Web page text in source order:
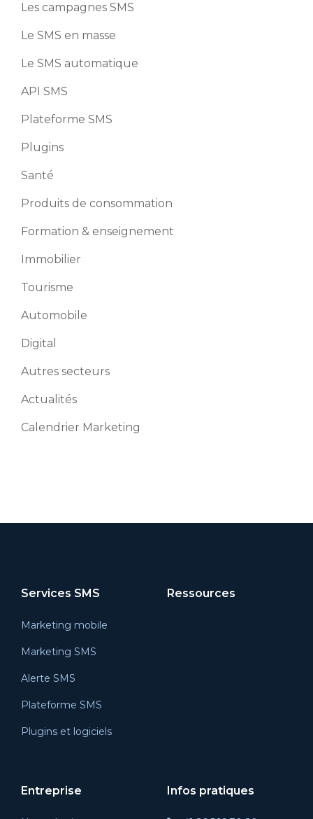
Les campagnes SMS
Le SMS en masse
Le SMS automatique
API SMS
Plateforme SMS
Plugins
Santé
Produits de consommation
Formation & enseignement
Immobilier
Tourisme
Automobile
Digital
Autres secteurs
Actualités
Calendrier Marketing
Services SMS
Marketing mobile
Marketing SMS
Alerte SMS
Plateforme SMS
Plugins et logiciels
Ressources
Entreprise Infos pratiques